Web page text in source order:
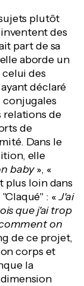
plutôt
des
part de sa
aborde un
des
déclaré
conjugales
relations de
de
Dans le
elle
baby», «
plus loin dans
: «J'ai
que j'ai trop
on
de ce projet,
corps et
la